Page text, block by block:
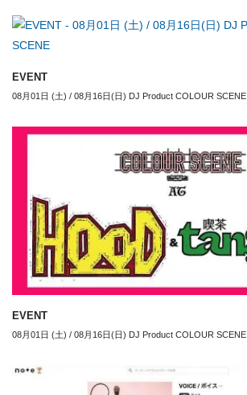
EVENT
08月01日 (土) / 08月16日(日) DJ Product COLOUR SCENE
EVENT
08月01日 (土) / 08月16日(日) DJ Product COLOUR SCENE